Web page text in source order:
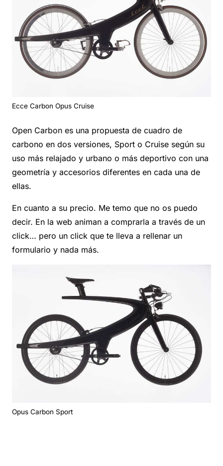
Ecce Carbon Opus Cruise
Open Carbon es una propuesta de cuadro de
carbono en dos versiones, Sport o Cruise según su
uso más relajado y urbano o más deportivo con una
geometría y accesorios diferentes en cada una de
ellas.
En cuanto a su precio. Me temo que no os puedo
decir. En la web animan a comprarla a través de un
click… pero un click que te lleva a rellenar un
formulario y nada más.
Opus Carbon Sport